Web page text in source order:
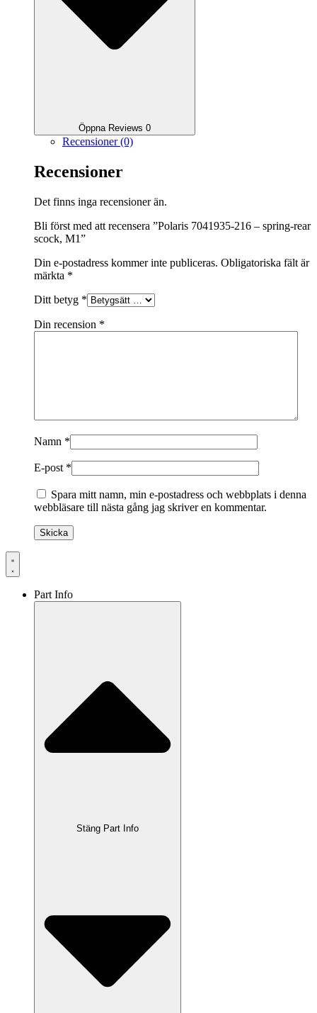
Öppna Reviews 0
Recensioner (0)
Recensioner
Det finns inga recensioner än.
Bli först med att recensera ”Polaris 7041935-216 – spring-rear
scock, M1”
Din e-postadress kommer inte publiceras. Obligatoriska fält är
märkta *
Ditt betyg *
Din recension *
Namn *
E-post *
Spara mitt namn, min e-postadress och webbplats i denna
webbläsare till nästa gång jag skriver en kommentar.
Part Info
Stäng Part Info